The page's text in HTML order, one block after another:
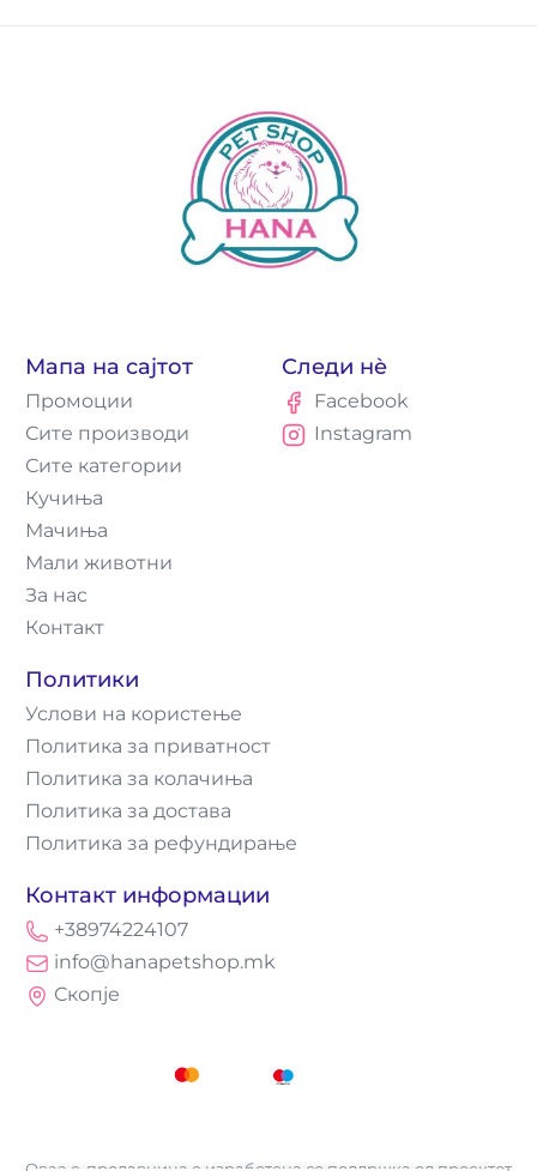
Мапа на сајтот
Промоции
Сите производи
Сите категории
Кучиња
Мачиња
Мали животни
За нас
Контакт
Политики
Услови на користење
Политика за приватност
Политика за колачиња
Политика за достава
Политика за рефундирање
Контакт информации
+38974224107
info@hanapetshop.mk
Скопје
Следи нè
Facebook
Instagram